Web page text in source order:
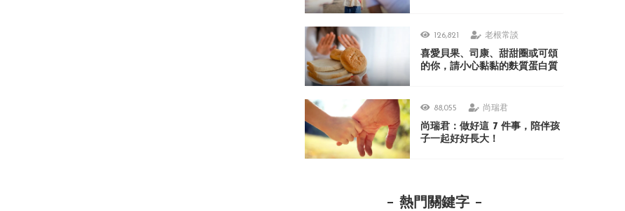
126,821 老根常談
喜愛貝果、司康、甜甜圈或可頌
的你，請小心黏黏的麩質蛋白質
88,055 尚瑞君
尚瑞君：做好這 7 件事，陪伴孩
子一起好好長大！
熱門關鍵字